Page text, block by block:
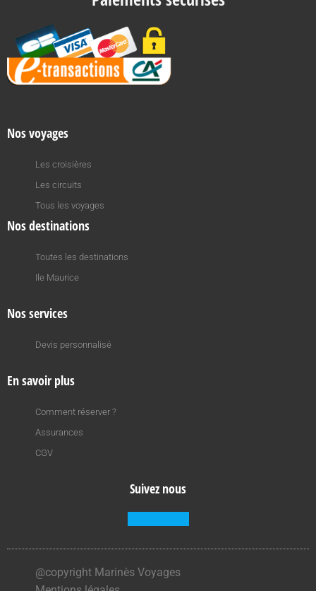
Nos voyages
Les croisières
Les circuits
Tous les voyages
Nos destinations
Toutes les destinations
Ile Maurice
Nos services
Devis personnalisé
En savoir plus
Comment réserver ?
Assurances
CGV
Suivez nous
@copyright Marinès Voyages